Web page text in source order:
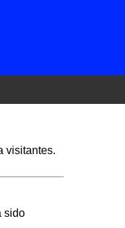
visitantes.
sido